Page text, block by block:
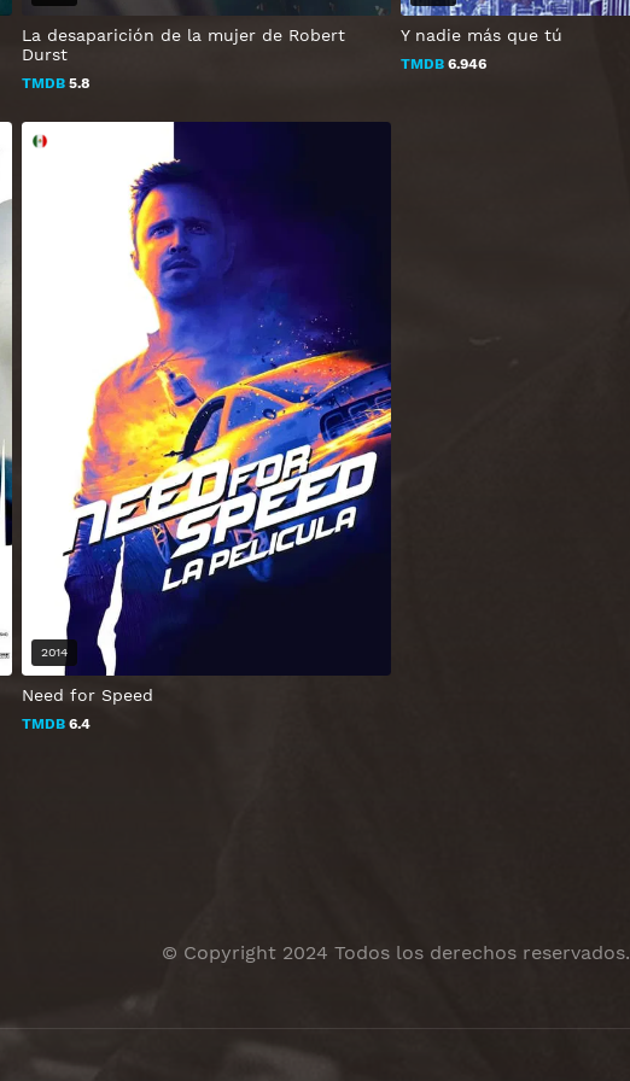
La desaparición de la mujer de Robert
Durst
TMDB 5.8
Y nadie más que tú
TMDB 6.946
Need for Speed
TMDB 6.4
2014
© Copyright 2024 Todos los derechos reservados.